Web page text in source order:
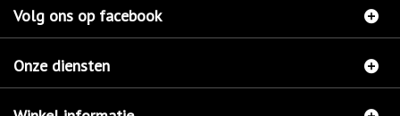
Volg ons op facebook
Onze diensten